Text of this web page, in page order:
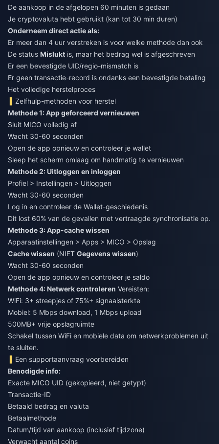
De aankoop in de afgelopen 60 minuten is gedaan
Je cryptovaluta hebt gebruikt (kan tot 30 min duren)
Onderneem direct actie als:
Er meer dan 4 uur verstreken is voor welke methode dan ook
De status Mislukt is, maar het bedrag wel is afgeschreven
Er een bevestigde UID/regio-mismatch is
Er geen transactie-record is ondanks een bevestigde betaling
Het volledige herstelproces
Zelfhulp-methoden voor herstel
Methode 1: App geforceerd vernieuwen
Sluit MICO volledig af
Wacht 30-60 seconden
Open de app opnieuw en controleer je wallet
Sleep het scherm omlaag om handmatig te vernieuwen
Methode 2: Uitloggen en inloggen
Profiel > Instellingen > Uitloggen
Wacht 30-60 seconden
Log in en controleer de Wallet-geschiedenis
Dit lost 60% van de gevallen met vertraagde synchronisatie op.
Methode 3: App-cache wissen
Apparaatinstellingen > Apps > MICO > Opslag
Cache wissen (NIET Gegevens wissen)
Wacht 30-60 seconden
Open de app opnieuw en controleer je saldo
Methode 4: Netwerk controleren Vereisten:
WiFi: 3+ streepjes of 75%+ signaalsterkte
Mobiel: 5 Mbps download, 1 Mbps upload
500MB+ vrije opslagruimte
Schakel tussen WiFi en mobiele data om netwerkproblemen uit
te sluiten.
Een supportaanvraag voorbereiden
Benodigde info:
Exacte MICO UID (gekopieerd, niet getypt)
Transactie-ID
Betaald bedrag en valuta
Betaalmethode
Datum/tijd van aankoop (inclusief tijdzone)
Verwacht aantal coins